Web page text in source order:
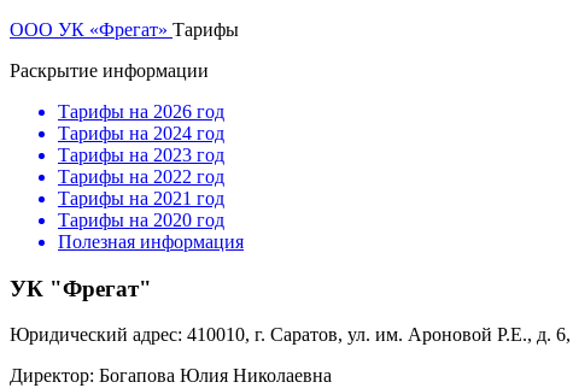
ООО УК «Фрегат» Тарифы
Раскрытие информации
Тарифы на 2026 год
Тарифы на 2024 год
Тарифы на 2023 год
Тарифы на 2022 год
Тарифы на 2021 год
Тарифы на 2020 год
Полезная информация
УК "Фрегат"
Юридический адрес: 410010, г. Саратов, ул. им. Ароновой Р.Е., д.
Директор: Богапова Юлия Николаевна